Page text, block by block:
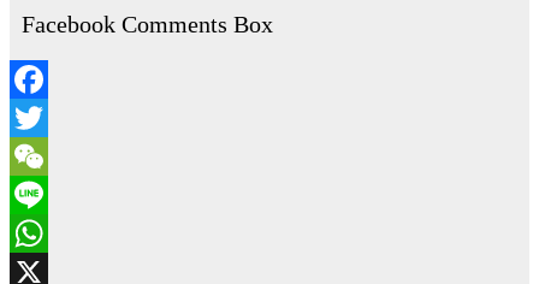
Facebook Comments Box
Facebook
Twitter
WeChat
Line
WhatsApp